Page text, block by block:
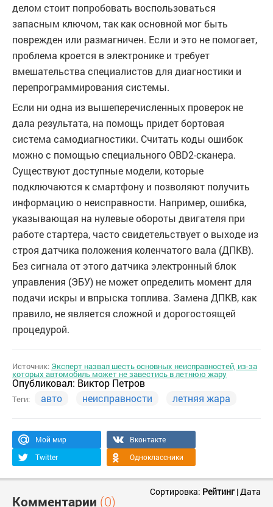
делом стоит попробовать воспользоваться
запасным ключом, так как основной мог быть
поврежден или размагничен. Если и это не помогает,
проблема кроется в электронике и требует
вмешательства специалистов для диагностики и
перепрограммирования системы.
Если ни одна из вышеперечисленных проверок не
дала результата, на помощь придет бортовая
система самодиагностики. Считать коды ошибок
можно с помощью специального OBD2-сканера.
Существуют доступные модели, которые
подключаются к смартфону и позволяют получить
информацию о неисправности. Например, ошибка,
указывающая на нулевые обороты двигателя при
работе стартера, часто свидетельствует о выходе из
строя датчика положения коленчатого вала (ДПКВ).
Без сигнала от этого датчика электронный блок
управления (ЭБУ) не может определить момент для
подачи искры и впрыска топлива. Замена ДПКВ, как
правило, не является сложной и дорогостоящей
процедурой.
Источник: Эксперт назвал шесть основных неисправностей, из-за
которых автомобиль может не завестись в летнюю жару
Опубликовал: Виктор Петров
Теги: авто неисправности летняя жара
Мой мир
Вконтакте
Twitter
Одноклассники
Комментарии (0)
Сортировка: Рейтинг|Дата